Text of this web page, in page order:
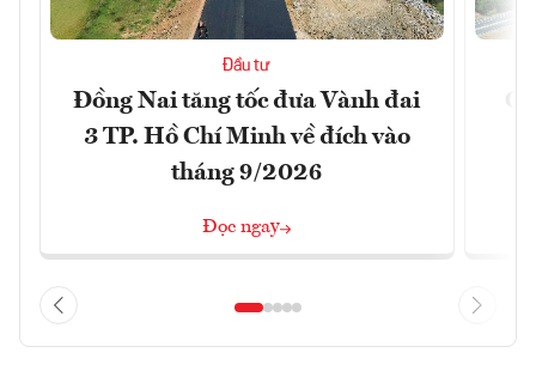
Đầu tư
Đồng Nai tăng tốc đưa Vành đai
3 TP. Hồ Chí Minh về đích vào
tháng 9/2026
Đọc ngay